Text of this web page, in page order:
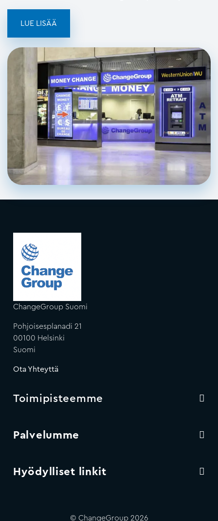
LUE LISÄÄ
ChangeGroup Suomi
Pohjoisesplanadi 21
00100 Helsinki
Suomi
Ota Yhteyttä
Toimipisteemme
Palvelumme
Hyödylliset linkit
© ChangeGroup 2026